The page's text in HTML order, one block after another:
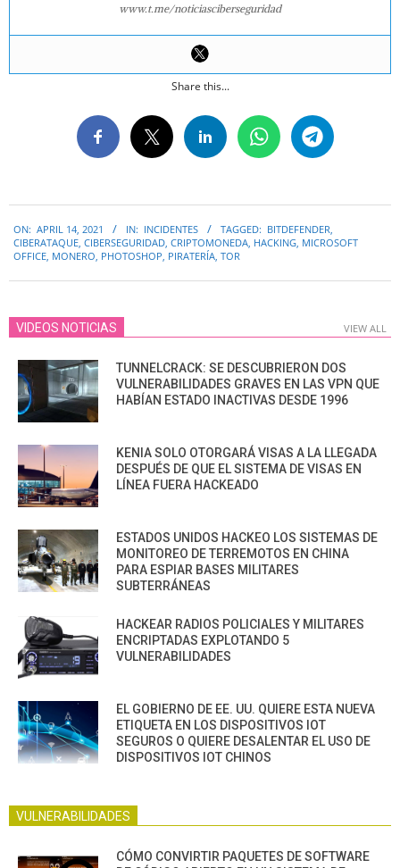
www.t.me/noticiasciberseguridad
Share this...
04-
14
ON: APRIL 14, 2021 IN: INCIDENTES TAGGED: BITDEFENDER,
CIBERATAQUE, CIBERSEGURIDAD, CRIPTOMONEDA, HACKING, MICROSOFT
OFFICE, MONERO, PHOTOSHOP, PIRATERÍA, TOR
VIDEOS NOTICIAS VIEW ALL
TUNNELCRACK: SE DESCUBRIERON DOS
VULNERABILIDADES GRAVES EN LAS VPN QUE
HABÍAN ESTADO INACTIVAS DESDE 1996
KENIA SOLO OTORGARÁ VISAS A LA LLEGADA
DESPUÉS DE QUE EL SISTEMA DE VISAS EN
LÍNEA FUERA HACKEADO
ESTADOS UNIDOS HACKEO LOS SISTEMAS DE
MONITOREO DE TERREMOTOS EN CHINA
PARA ESPIAR BASES MILITARES
SUBTERRÁNEAS
HACKEAR RADIOS POLICIALES Y MILITARES
ENCRIPTADAS EXPLOTANDO 5
VULNERABILIDADES
EL GOBIERNO DE EE. UU. QUIERE ESTA NUEVA
ETIQUETA EN LOS DISPOSITIVOS IOT
SEGUROS O QUIERE DESALENTAR EL USO DE
DISPOSITIVOS IOT CHINOS
VULNERABILIDADES
CÓMO CONVIRTIR PAQUETES DE SOFTWARE